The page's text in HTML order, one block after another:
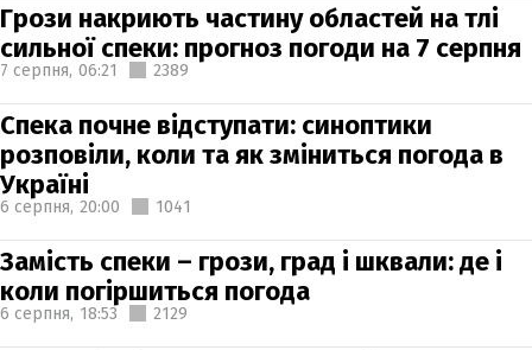
Грози накриють частину областей на тлі
сильної спеки: прогноз погоди на 7 серпня
7 серпня, 06:21 2389
Спека почне відступати: синоптики
розповіли, коли та як зміниться погода в
Україні
6 серпня, 20:00 1041
Замість спеки – грози, град і шквали: де і
коли погіршиться погода
6 серпня, 18:53 2129